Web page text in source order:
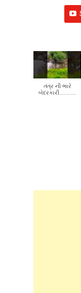
તંત્ર ની ભારે
બેદરકારી...........